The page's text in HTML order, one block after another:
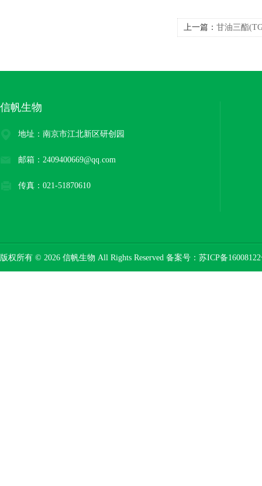
上一篇： 甘油三酯
信帆生物
地址：南京市江北新区研创园
邮箱：2409400669@qq.com
传真：021-51870610
版权所有 © 2026 信帆生物 All Rights Reserved 备案号： 苏ICP备